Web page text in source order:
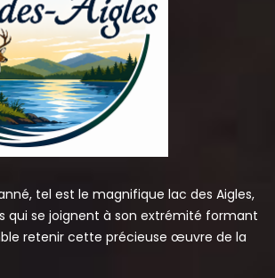
tel est le magnifique lac des Aigles,
qui se joignent à son extrémité formant
retenir cette précieuse œuvre de la